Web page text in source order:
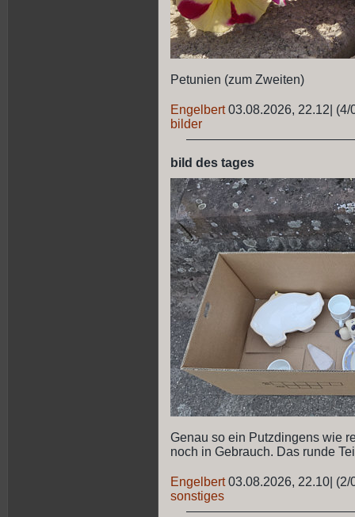
Petunien (zum Zweiten)
Engelbert 03.08.2026, 22.12 (4/
bilder
bild des tages
Genau so ein Putzdingens wie
noch in Gebrauch. Das runde
Engelbert 03.08.2026, 22.10 (2/
sonstiges